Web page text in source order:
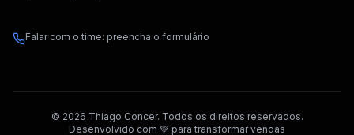
Falar com o time: preencha o formulário
© 2026 Thiago Concer. Todos os direitos reservados.
Desenvolvido com 💚 para transformar vendas